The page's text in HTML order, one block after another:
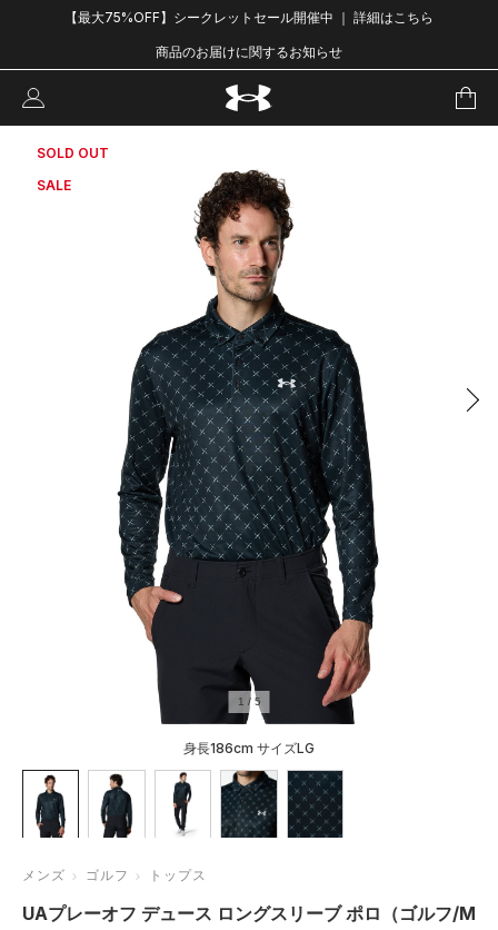
【最大75%OFF】シークレットセール開催中 ｜ 詳細はこちら
商品のお届けに関するお知らせ
SOLD OUT
SALE
1 / 5
身長186cm サイズLG
メンズ ゴルフ トップス
UAプレーオフ デュース ロングスリーブ ポロ（ゴルフ/M